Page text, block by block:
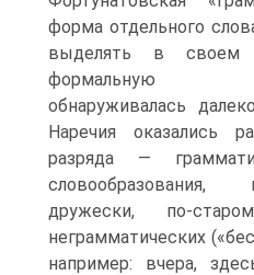
форма отдельного
выделять в своем
формальную
обнаруживалась
Наречия оказались
разряда —
дружески, по-
неграмматических
например: вчера,